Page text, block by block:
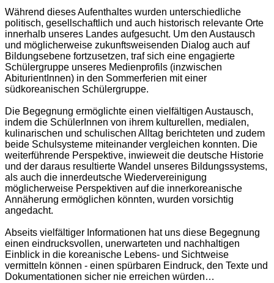
Während dieses Aufenthaltes wurden unterschiedliche
politisch, gesellschaftlich und auch historisch relevante Orte
innerhalb unseres Landes aufgesucht. Um den Austausch
und möglicherweise zukunftsweisenden Dialog auch auf
Bildungsebene fortzusetzen, traf sich eine engagierte
Schülergruppe unseres Medienprofils (inzwischen
AbiturientInnen) in den Sommerferien mit einer
südkoreanischen Schülergruppe.
Die Begegnung ermöglichte einen vielfältigen Austausch,
indem die SchülerInnen von ihrem kulturellen, medialen,
kulinarischen und schulischen Alltag berichteten und zudem
beide Schulsysteme miteinander vergleichen konnten. Die
weiterführende Perspektive, inwieweit die deutsche Historie
und der daraus resultierte Wandel unseres Bildungssystems,
als auch die innerdeutsche Wiedervereinigung
möglicherweise Perspektiven auf die innerkoreanische
Annäherung ermöglichen könnten, wurden vorsichtig
angedacht.
Abseits vielfältiger Informationen hat uns diese Begegnung
einen eindrucksvollen, unerwarteten und nachhaltigen
Einblick in die koreanische Lebens- und Sichtweise
vermitteln können - einen spürbaren Eindruck, den Texte und
Dokumentationen sicher nie erreichen würden…